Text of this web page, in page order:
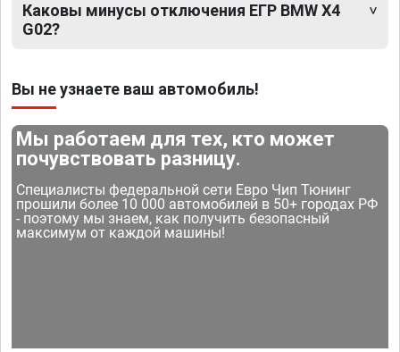
Каковы минусы отключения ЕГР BMW X4
G02?
Вы не узнаете ваш автомобиль!
Мы работаем для тех, кто может
почувствовать разницу.
Специалисты федеральной сети Евро Чип Тюнинг
прошили более 10 000 автомобилей в 50+ городах РФ
- поэтому мы знаем, как получить безопасный
максимум от каждой машины!